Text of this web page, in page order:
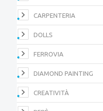
CARPENTERIA
DOLLS
FERROVIA
DIAMOND PAINTING
CREATIVITÀ